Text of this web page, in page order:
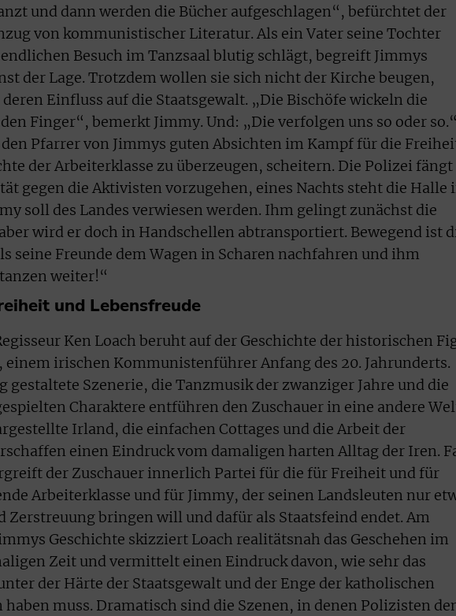
und dann werden die Bücher aufgeschlagen“, befürchtet der
von kommunistischer Literatur. Als ein Vater seine Tochter
Besuch im Tanzsaal blutig schlägt, begreift Jimmys
der Lage. Trotzdem wollen sie sich nicht der Kirche beugen,
Einfluss auf die Staatsgewalt. „Die Bischöfe wickeln die
Finger“, bemerkt Jimmy. Und: „Die verfolgen uns so oder so.“
Pfarrer von Jimmys guten Absichten im Kampf für die
der Arbeiterklasse zu überzeugen, scheitern. Die Polizei fängt
gegen die Aktivisten vorzugehen, eines Nachts steht die Halle
soll des Landes verwiesen werden. Ihm gelingt zunächst die
wird er doch in Handschellen abtransportiert. Bewegend ist
seine Freunde dem Wagen in Scharen nachfahren und ihm
weiter!“
und Lebensfreude
Ken Loach beruht auf der Geschichte der historischen
einem irischen Kommunistenführer Anfang des 20. Jahrunderts.
gestaltete Szenerie, die Tanzmusik der zwanziger Jahre und die
Charaktere entführen den Zuschauer in eine andere
Irland, die einfachen Cottages und die Arbeit der
einen Eindruck vom damaligen harten Alltag der Iren.
der Zuschauer innerlich Partei für die für Freiheit und für
Arbeiterklasse und für Jimmy, der seinen Landsleuten nur
Zerstreuung bringen will und dafür als Staatsfeind endet. Am
Geschichte skizziert Loach realitätsnah das Geschehen im
Zeit und vermittelt einen Eindruck davon, wie sehr das
der Härte der Staatsgewalt und der Enge der katholischen
muss. Dramatisch sind die Szenen, in denen Polizisten